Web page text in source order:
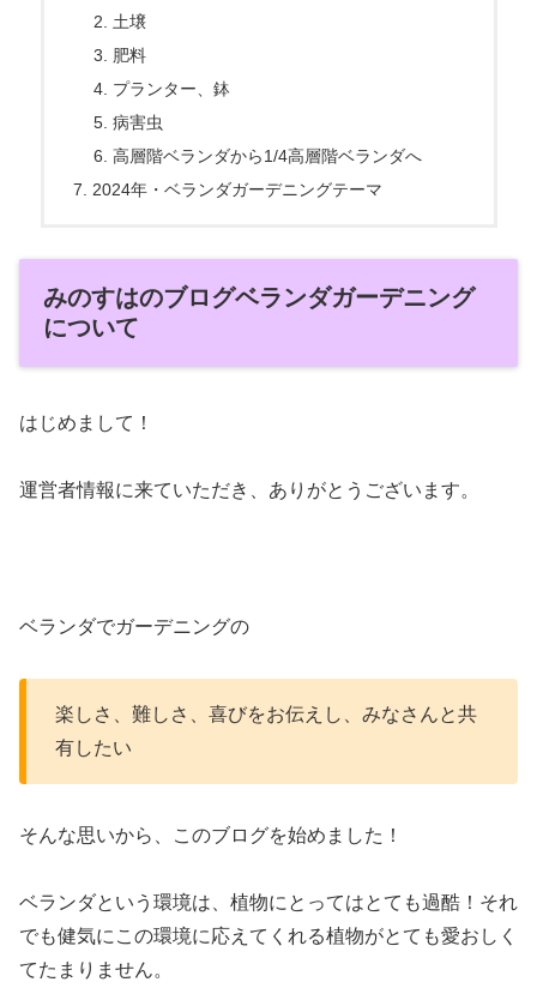
土壌
肥料
プランター、鉢
病害虫
高層階ベランダから1/4高層階ベランダへ
2024年・ベランダガーデニングテーマ
みのすはのブログベランダガーデニング
について
はじめまして！
運営者情報に来ていただき、ありがとうございます。
ベランダでガーデニングの
楽しさ、難しさ、喜びをお伝えし、みなさんと共
有したい
そんな思いから、このブログを始めました！
ベランダという環境は、植物にとってはとても過酷！それ
でも健気にこの環境に応えてくれる植物がとても愛おしく
てたまりません。